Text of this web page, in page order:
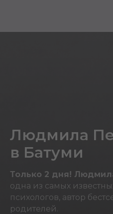
Людмила
в Батуми
Только 2 дня!
одна из самых
психологов, автор
родителей.